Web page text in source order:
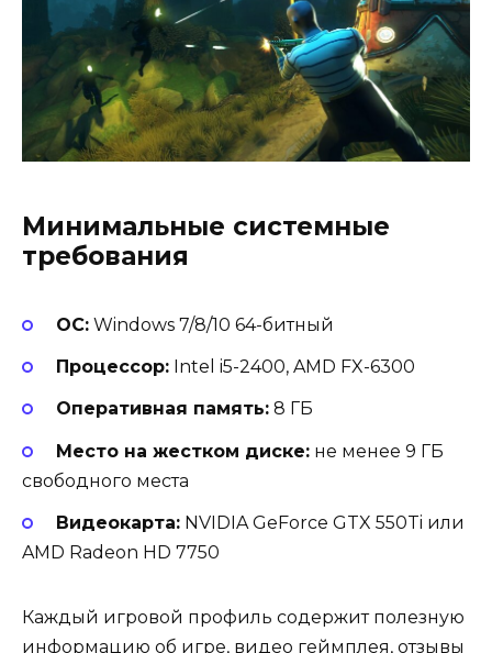
Минимальные системные
требования
ОС:Windows 7/8/10 64-битный
Процессор:Intel i5-2400, AMD FX-6300
Оперативная память:8 ГБ
Место на жестком диске:не менее 9 ГБ
свободного места
Видеокарта:NVIDIA GeForce GTX 550Ti или
AMD Radeon HD 7750
Каждый игровой профиль содержит полезную
информацию об игре, видео геймплея, отзывы